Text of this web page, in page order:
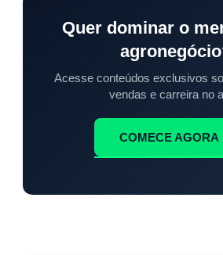
Quer dominar o
Acesse conteúdos exclusivos
vendas e carreira no
COMECE AGORA